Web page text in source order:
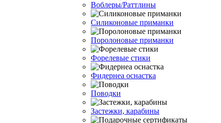
Воблеры/Раттлины
Силиконовые приманки
Поролоновые приманки
Форелевые стики
Фидернеа оснастка
Поводки
Застежки, карабины